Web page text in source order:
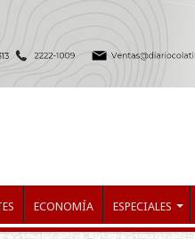
ECONOMÍA ESPECIALES